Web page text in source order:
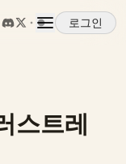
로그인
스트레